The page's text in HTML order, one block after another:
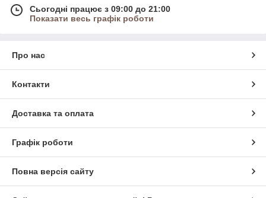
Сьогодні працює з 09:00 до 21:00
Показати весь графік роботи
Про нас
Контакти
Доставка та оплата
Графік роботи
Повна версія сайту